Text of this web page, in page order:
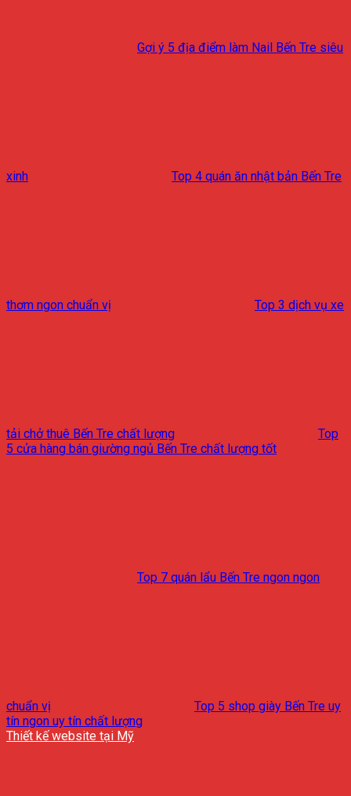
Gợi ý 5 địa điểm làm Nail Bến Tre siêu
xinh Top 4 quán ăn nhật bản Bến Tre
thơm ngon chuẩn vị Top 3 dịch vụ xe
tải chở thuê Bến Tre chất lượng
Top
5 cửa hàng bán giường ngủ Bến Tre chất lượng tốt
Top 7 quán lẩu Bến Tre ngon ngon
chuẩn vị
Top 5 shop giày Bến Tre uy
tín ngon uy tín chất lượng
Thiết kế website tại Mỹ